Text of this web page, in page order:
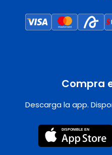
Compra
Descarga la app.